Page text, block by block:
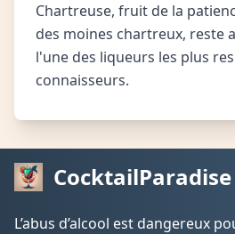
Chartreuse, fruit de la
des moines chartreux, reste
l'une des liqueurs les plus
connaisseurs.
CocktailParadise
L’abus d’alcool est dangereux